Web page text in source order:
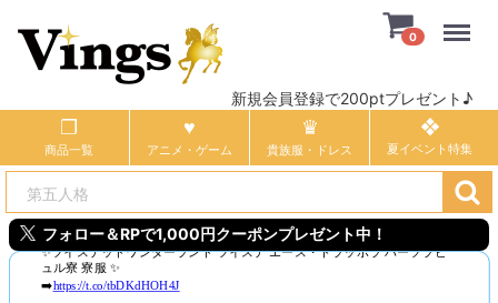
新規会員登録で200ptプレゼント♪
0
商品一覧 アニメ・ゲーム 貴族服・ドレス
フォロー＆RPで1,000円クーポンプレゼント中！